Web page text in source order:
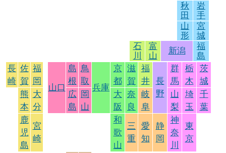
秋
田
岩
手
山
形
宮
城
石
川
富
山
新潟
福
島
長
崎
佐
賀
福
岡
山口
島
根
鳥
取
兵庫
京
都
滋
賀
福
井
長
野
群
馬
栃
木
茨
城
熊
本
大
分
広
島
岡
山
大
阪
奈
良
岐
阜
山
梨
埼
玉
千
葉
鹿
児
島
宮
崎
和
歌
山
三
重
愛
知
静
岡
神
奈
川
東
京